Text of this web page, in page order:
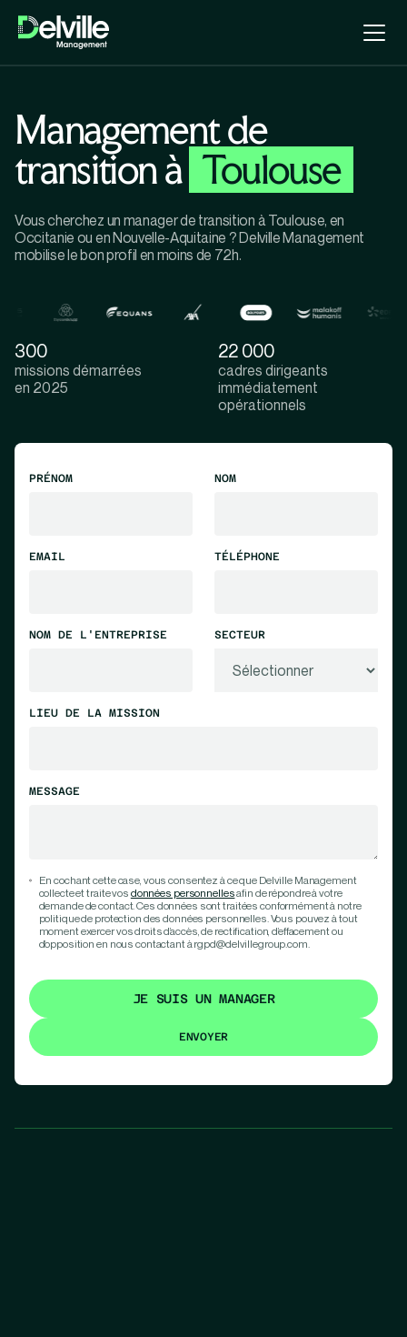
Management de
transition à Toulouse
Vous cherchez un manager de transition à Toulouse, en
Occitanie ou en Nouvelle-Aquitaine ? Delville Management
mobilise le bon profil en moins de 72h.
300
missions démarrées
en 2025
22 000
cadres dirigeants
immédiatement
opérationnels
PRÉNOM NOM
EMAIL TÉLÉPHONE
NOM DE L'ENTREPRISE SECTEUR
LIEU DE LA MISSION
MESSAGE
En cochant cette case, vous consentez à ce que Delville Management
collecte et traite vos données personnellesafin de répondre à votre
demande de contact. Ces données sont traitées conformément à notre
politique de protection des données personnelles. Vous pouvez à tout
moment exercer vos droits d’accès, de rectification, d’effacement ou
d’opposition en nous contactant à rgpd@delvillegroup.com.
JE SUIS UN MANAGER